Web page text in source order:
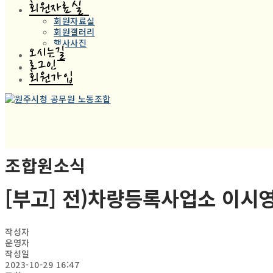
회원자료실
회원자료실
회원갤러리
행사사진
오시는길
로그인
회원가입
조합원소식
[부고] 전)차량등록사업소 이시
작성자
운영자
작성일
2023-10-29 16:47